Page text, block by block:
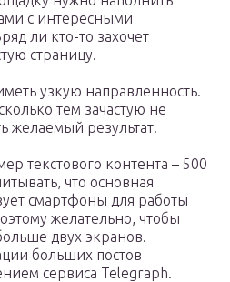
с интересными
ли кто-то захочет
страницу.
узкую направленность.
тем зачастую не
желаемый результат.
текстового контента – 500
что основная
смартфоны для работы
желательно, чтобы
двух экранов.
больших постов
сервиса Telegraph.